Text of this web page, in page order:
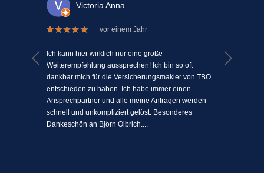
Victoria Anna
vor einem Jahr
Ich kann hier wirklich nur eine große
Weiterempfehlung aussprechen! Ich bin so oft
dankbar mich für die Versicherungsmakler von TBO
entschieden zu haben. Ich habe immer einen
Ansprechpartner und alle meine Anfragen werden
schnell und unkompliziert gelöst. Besonderes
Dankeschön an Björn Olbrich....